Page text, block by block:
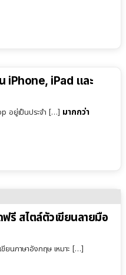
iPhone, iPad และ
อยู่เป็นประจำ […] มากกว่า
รี สไตล์ตัวเขียนลายมือ
ยนภาษาอังกฤษ เหมาะ […]